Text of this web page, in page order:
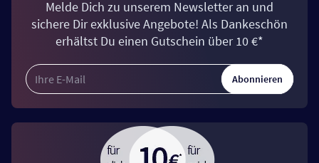
Melde Dich zu unserem Newsletter an und
sichere Dir exklusive Angebote! Als Dankeschön
erhältst Du einen Gutschein über 10 €*
Abonnieren